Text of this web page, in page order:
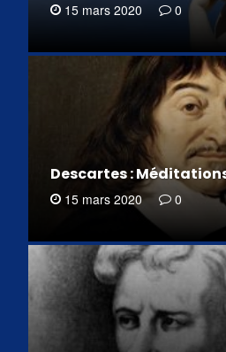
15 mars 2020 0
Descartes :
15 mars 2020 0